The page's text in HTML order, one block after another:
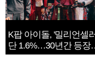
K팝 아이돌, '밀리언셀
단 1.6%…30년간 등장
1182개팀 전수조사